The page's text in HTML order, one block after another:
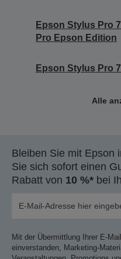
Epson Stylus Pro
Pro Epson Edition
Epson Stylus Pro
Alle
Bleiben Sie mit Epson
Sie sich sofort einen
Rabatt von 10 %* bei
Mit der Übermittlung Ihrer E-
einverstanden, Marketing-